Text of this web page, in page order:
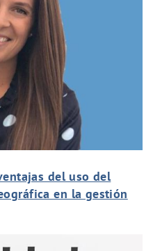
del uso del
en la gestión